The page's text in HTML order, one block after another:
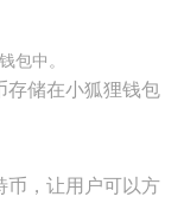
包中。
存储在小狐狸钱包
币，让用户可以方